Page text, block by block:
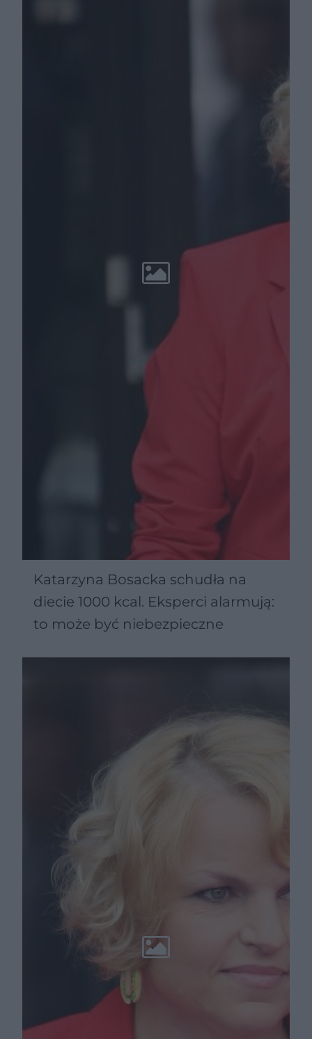
Katarzyna Bosacka schudła na
diecie 1000 kcal. Eksperci alarmują:
to może być niebezpieczne